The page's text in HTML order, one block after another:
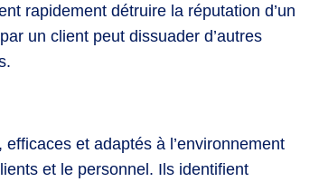
rapidement détruire la réputation d’un
un client peut dissuader d’autres
et adaptés à l’environnement
et le personnel. Ils identifient